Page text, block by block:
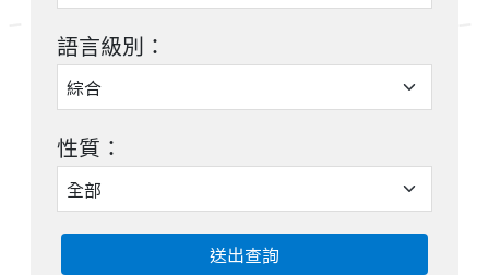
語言級別：
性質：
送出查詢